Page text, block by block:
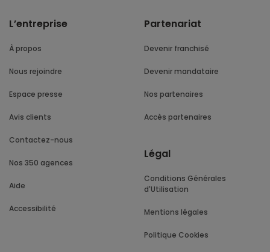
L’entreprise
À propos
Nous rejoindre
Espace presse
Avis clients
Contactez-nous
Nos 350 agences
Aide
Accessibilité
Partenariat
Devenir franchisé
Devenir mandataire
Nos partenaires
Accès partenaires
Légal
Conditions Générales
d'Utilisation
Mentions légales
Politique Cookies